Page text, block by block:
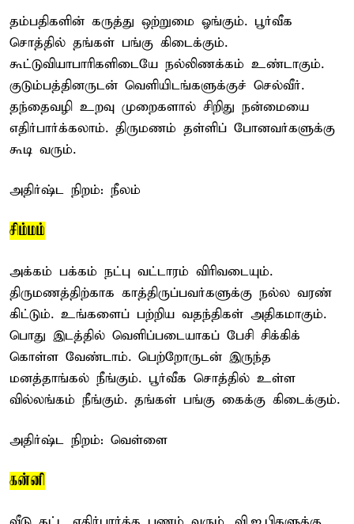
தம்பதிகளின் கருத்து ஒற்றுமை ஓங்கும். பூர்வீக
சொத்தில் தங்கள் பங்கு கிடைக்கும்.
கூட்டுவியாபாரிகளிடையே நல்லிணக்கம் உண்டாகும்.
குடும்பத்தினருடன் வெளியிடங்களுக்குச் செல்வீர்.
தந்தைவழி உறவு முறைகளால் சிறிது நன்மையை
எதிர்பார்க்கலாம். திருமணம் தள்ளிப் போனவர்களுக்கு
கூடி வரும்.
அதிர்ஷ்ட நிறம்: நீலம்
சிம்மம்
அக்கம் பக்கம் நட்பு வட்டாரம் விரிவடையும்.
திருமணத்திற்காக காத்திருப்பவர்களுக்கு நல்ல வரண்
கிட்டும். உங்களைப் பற்றிய வதந்திகள் அதிகமாகும்.
பொது இடத்தில் வெளிப்படையாகப் பேசி சிக்கிக்
கொள்ள வேண்டாம். பெற்றோருடன் இருந்த
மனத்தாங்கல் நீங்கும். பூர்வீக சொத்தில் உள்ள
வில்லங்கம் நீங்கும். தங்கள் பங்கு கைக்கு கிடைக்கும்.
அதிர்ஷ்ட நிறம்: வெள்ளை
கன்னி